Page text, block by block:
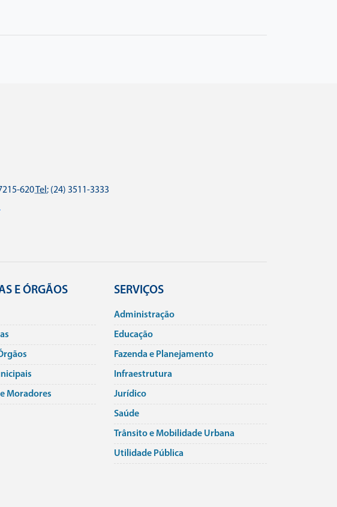
620Tel:(24) 3511-3333
E ÓRGÃOS
Moradores
SERVIÇOS
Administração
Educação
Fazenda e Planejamento
Infraestrutura
Jurí­dico
Saúde
Trânsito e Mobilidade Urbana
Utilidade Pública